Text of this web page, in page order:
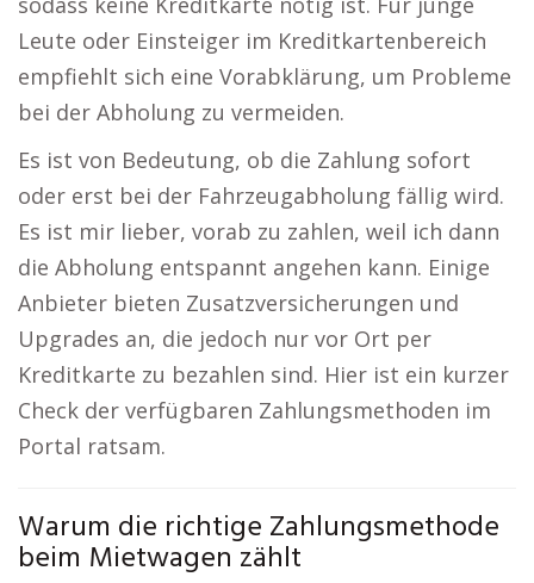
Leute oder Einsteiger im Kreditkartenbereich
empfiehlt sich eine Vorabklärung, um Probleme
bei der Abholung zu vermeiden.
Es ist von Bedeutung, ob die Zahlung sofort
oder erst bei der Fahrzeugabholung fällig wird.
Es ist mir lieber, vorab zu zahlen, weil ich dann
die Abholung entspannt angehen kann. Einige
Anbieter bieten Zusatzversicherungen und
Upgrades an, die jedoch nur vor Ort per
Kreditkarte zu bezahlen sind. Hier ist ein kurzer
Check der verfügbaren Zahlungsmethoden im
Portal ratsam.
Warum die richtige Zahlungsmethode
beim Mietwagen zählt